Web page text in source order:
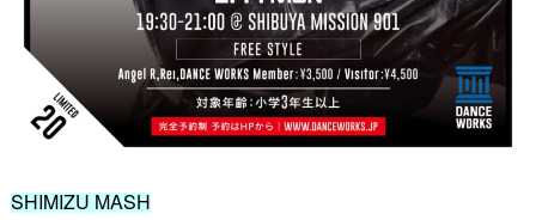
SHIMIZU MASH